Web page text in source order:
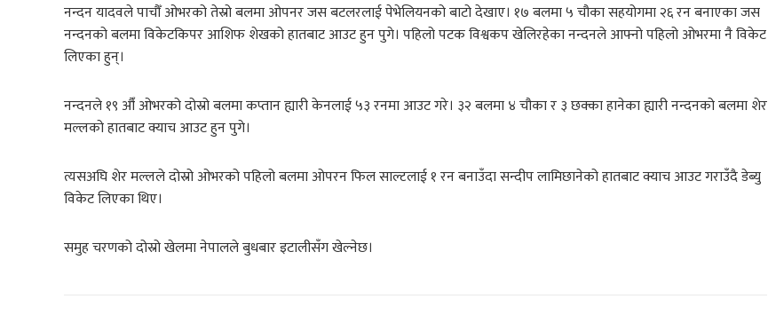
नन्दन यादवले पाचौँ ओभरको तेस्रो बलमा ओपनर जस बटलरलाई पेभेलियनको बाटो देखाए। १७ बलमा ५ चौका सहयोगमा २६ रन बनाएका जस
नन्दनको बलमा विकेटकिपर आशिफ शेखको हातबाट आउट हुन पुगे। पहिलो पटक विश्वकप खेलिरहेका नन्दनले आफ्नो पहिलो ओभरमा नै विकेट
लिएका हुन्।
नन्दनले १९ औँ ओभरको दोस्रो बलमा कप्तान ह्यारी केनलाई ५३ रनमा आउट गरे। ३२ बलमा ४ चौका र ३ छक्का हानेका ह्यारी नन्दनको बलमा शेर
मल्लको हातबाट क्याच आउट हुन पुगे।
त्यसअघि शेर मल्लले दोस्रो ओभरको पहिलो बलमा अ‍ोपरन फिल साल्टलाई १ रन बनाउँदा सन्दीप लामिछानेको हातबाट क्याच आउट गराउँदै डेब्यु
विकेट लिएका थिए।
समुह चरणको दोस्रो खेलमा नेपालले बुधबार इटालीसँग खेल्नेछ।